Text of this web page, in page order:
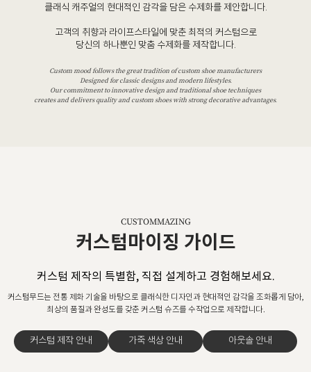
클래식 캐주얼의 현대적인 감각을 담은 수제화를 제안합니다.
고객의 취향과 라이프스타일에 맞춘 최적의 커스텀으로
당신의 하나뿐인 맞춤 수제화를 제작합니다.
Custom mood follows the great tradition of custom shoe manufacturers
Designed for classic designs and modern lifestyles.
Our commitment to innovative design and traditional shoe techniques
creates and delivers quality and custom shoes with strong decorative advantages.
CUSTOMMAZING
커스텀마이징 가이드
커스텀 제작의 특별함, 직접 설계하고 경험해보세요.
커스텀무드는 전통 제화 기술을 바탕으로 클래식한 디자인과 현대적인 감각을 조화롭게 담아,
최상의 품질과 완성도를 갖춘 커스텀 슈즈를 수작업으로 제작합니다.
커스텀 제작 안내 가죽 색상 안내 아웃솔 안내